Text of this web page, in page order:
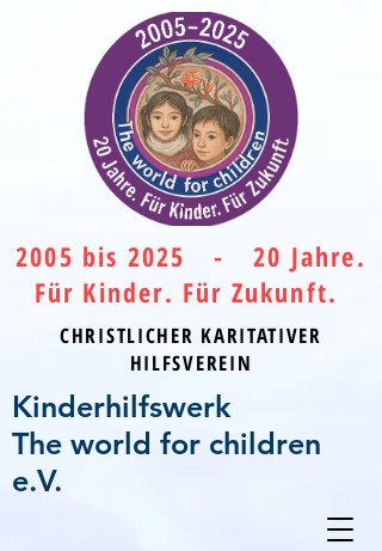
Kinderhilfswerk
The world for children
e.V.
CHRISTLICHER KARITATIVER
HILFSVEREIN
2005 bis 2025 - 20 Jahre.
Für Kinder. Für Zukunft.